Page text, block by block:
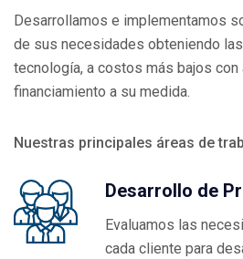
Desarrollamos e implementamos
de sus necesidades obteniendo
tecnología, a costos más bajos con
financiamiento a su medida.
Nuestras principales áreas de
Desarrollo de
Evaluamos las
cada cliente para